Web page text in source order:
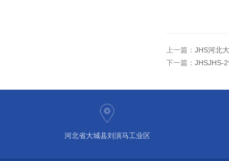
上一篇： JHS河北
下一篇： JHSJHS-
河北省大城县刘演马工业区